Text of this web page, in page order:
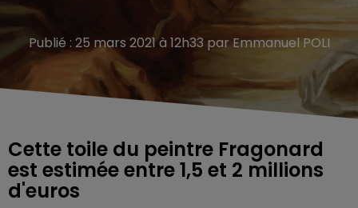
Publié : 25 mars 2021 à 12h33 par Emmanuel POLI
Cette toile du peintre Fragonard
est estimée entre 1,5 et 2 millions
d'euros